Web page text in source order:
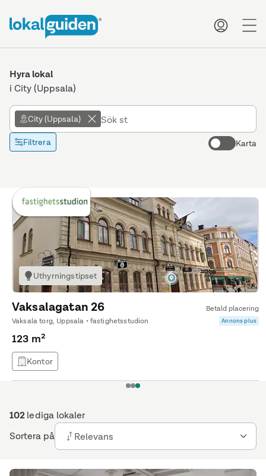
Hyra lokal
i City (Uppsala)
City (Uppsala)
Filtrera Karta
102lediga lokaler
Sortera på
Relevans
Uthyrningstipset
Vaksalagatan 26
Betald placering
Vaksala torg, Uppsala • fastighetsstudion
Annons plus
123 m²
Kontor
123